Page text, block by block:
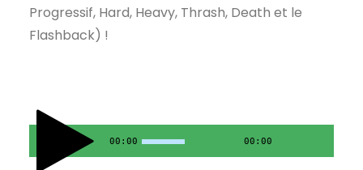
Progressif, Hard, Heavy, Thrash, Death et le
Flashback) !
00:00 00:00